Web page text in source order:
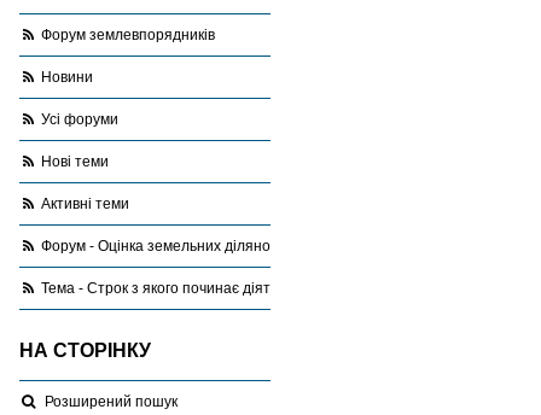
Форум землевпорядників
Новини
Усі форуми
Нові теми
Активні теми
Форум - Оцінка земельних ділянок
Тема - Строк з якого починає діяти нормативна оцінка земель за
НА СТОРІНКУ
Розширений пошук